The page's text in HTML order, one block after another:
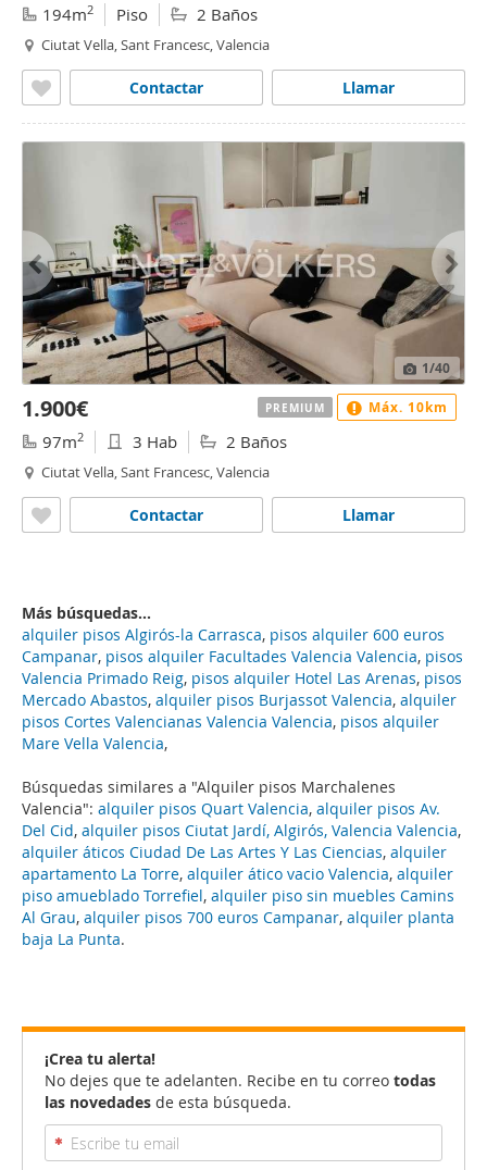
Búsquedas similares a "Alquiler pisos Marchalenes
Valencia": alquiler pisos Quart Valencia, alquiler pisos Av.
Del Cid, alquiler pisos Ciutat Jardí, Algirós, Valencia Valencia,
alquiler áticos Ciudad De Las Artes Y Las Ciencias, alquiler
apartamento La Torre, alquiler ático vacio Valencia, alquiler
piso amueblado Torrefiel, alquiler piso sin muebles Camins
Al Grau, alquiler pisos 700 euros Campanar, alquiler planta
baja La Punta.
194m2 Piso 2 Baños
Ciutat Vella, Sant Francesc, Valencia
Llamar
Contactar
1/40
1.900€
97m2 3 Hab 2 Baños
Ciutat Vella, Sant Francesc, Valencia
Llamar
Contactar
PREMIUM Máx. 10km
Más búsquedas...
alquiler pisos Algirós-la Carrasca, pisos alquiler 600 euros
Campanar, pisos alquiler Facultades Valencia Valencia, pisos
Valencia Primado Reig, pisos alquiler Hotel Las Arenas, pisos
Mercado Abastos, alquiler pisos Burjassot Valencia, alquiler
pisos Cortes Valencianas Valencia Valencia, pisos alquiler
Mare Vella Valencia,
¡Crea tu alerta!
No dejes que te adelanten. Recibe en tu correo todas
las novedades de esta búsqueda.